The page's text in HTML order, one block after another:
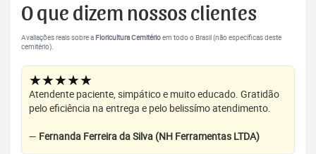
O que dizem nossos clientes
Avaliações reais sobre a Floricultura Cemitérioem todo o Brasil (não específicas deste
cemitério).
★★★★★
Atendente paciente, simpático e muito educado. Gratidão
pelo eficiência na entrega e pelo belissímo atendimento.
— Fernanda Ferreira da Silva (NH Ferramentas LTDA)